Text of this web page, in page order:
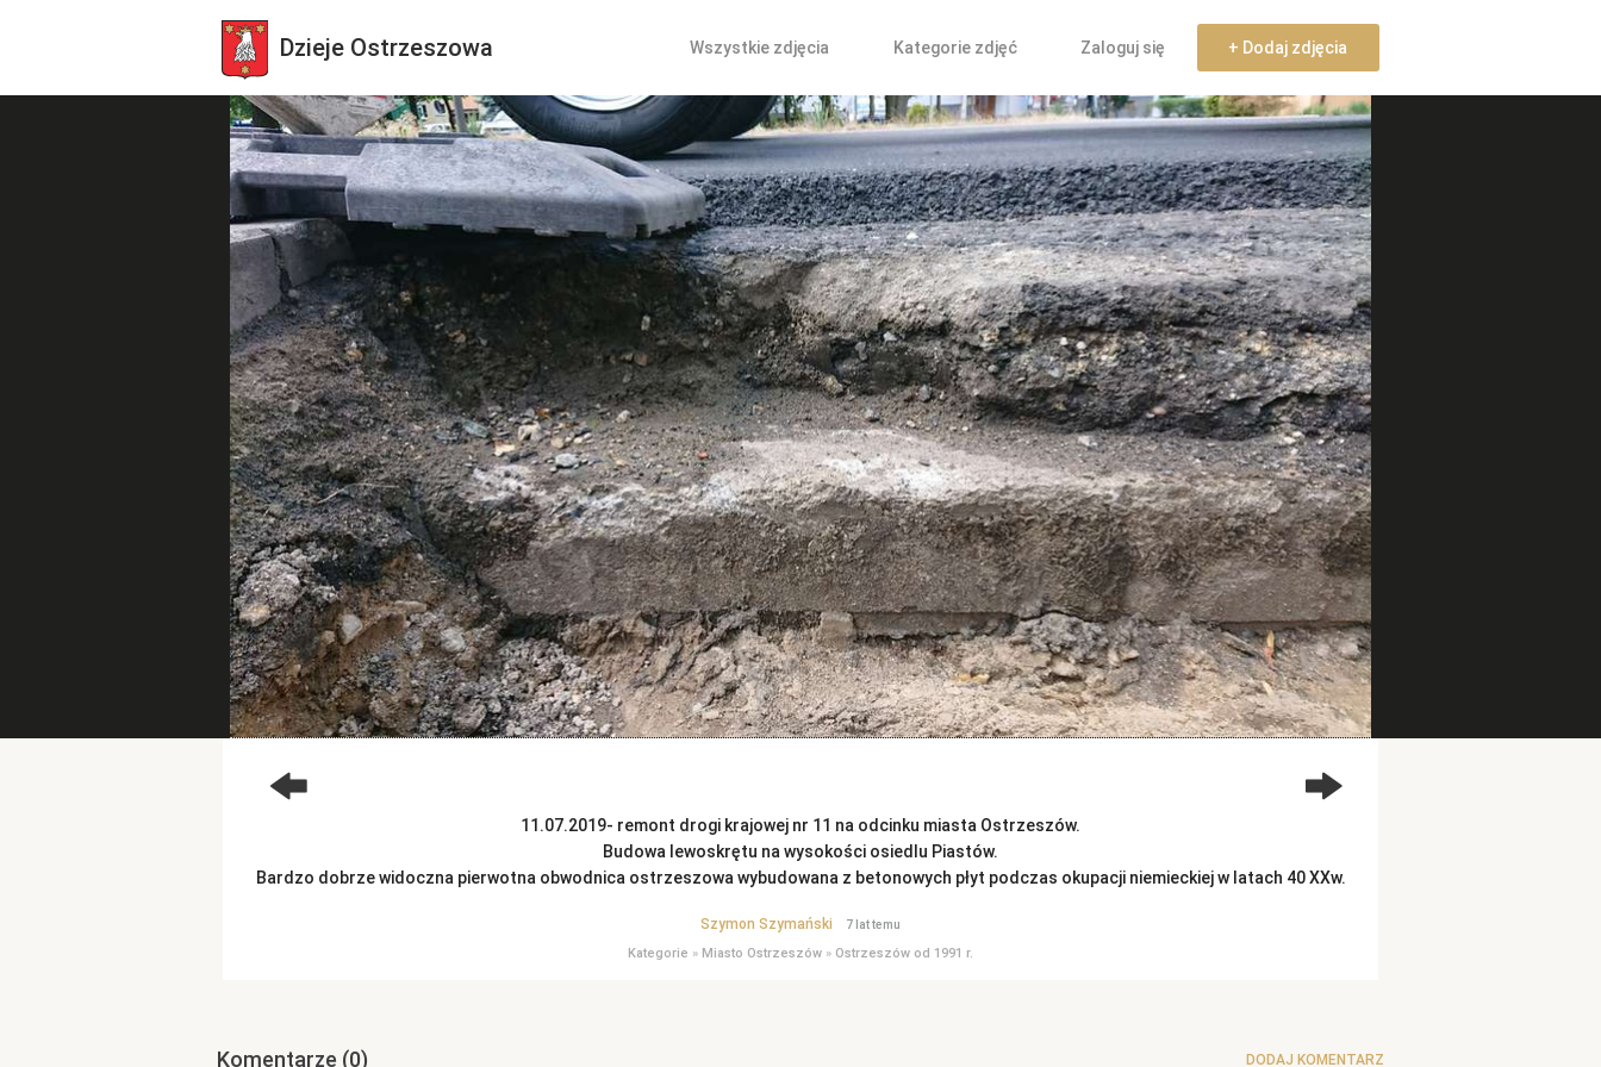
Dzieje Ostrzeszowa Wszystkie zdjęcia Kategorie zdjęć Zaloguj się + Dodaj zdjęcia
11.07.2019- remont drogi krajowej nr 11 na odcinku miasta Ostrzeszów.
Budowa lewoskrętu na wysokości osiedlu Piastów.
Bardzo dobrze widoczna pierwotna obwodnica ostrzeszowa wybudowana z betonowych płyt podczas okupacji niemieckiej w latach 40 XXw.
Szymon Szymański 7 lat temu
Kategorie » Miasto Ostrzeszów » Ostrzeszów od 1991 r.
Komentarze (0) DODAJ KOMENTARZ